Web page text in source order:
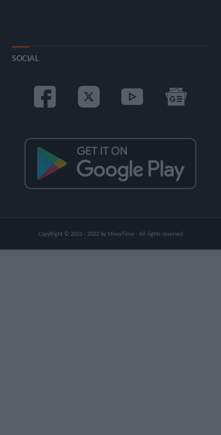
SOCIAL
CopyRight © 2022 - 2022 by StivosTime - All rights reserved